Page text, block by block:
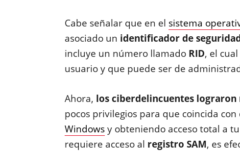
Cabe señalar que en el sistema
asociado un identificador de
incluye un número llamado RID, el
usuario y que puede ser de
Ahora, los ciberdelincuentes lograron
pocos privilegios para que coincida
Windowsy obteniendo acceso total a
requiere acceso al registro SAM, es